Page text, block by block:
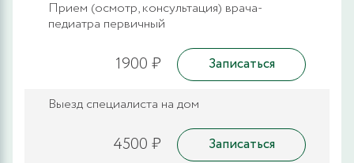
Прием (осмотр, консультация) врача-
педиатра первичный
1900 ₽ Записаться
Выезд специалиста на дом
4500 ₽ Записаться